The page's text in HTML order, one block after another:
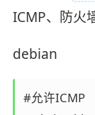
ICMP、防火
debian
#允许ICMP